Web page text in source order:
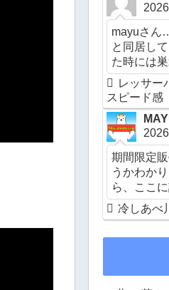
mayuさん
と同居し
た時には
レッサー
スピード感
期間限定
うかわか
ら、ここ
冷しあべ